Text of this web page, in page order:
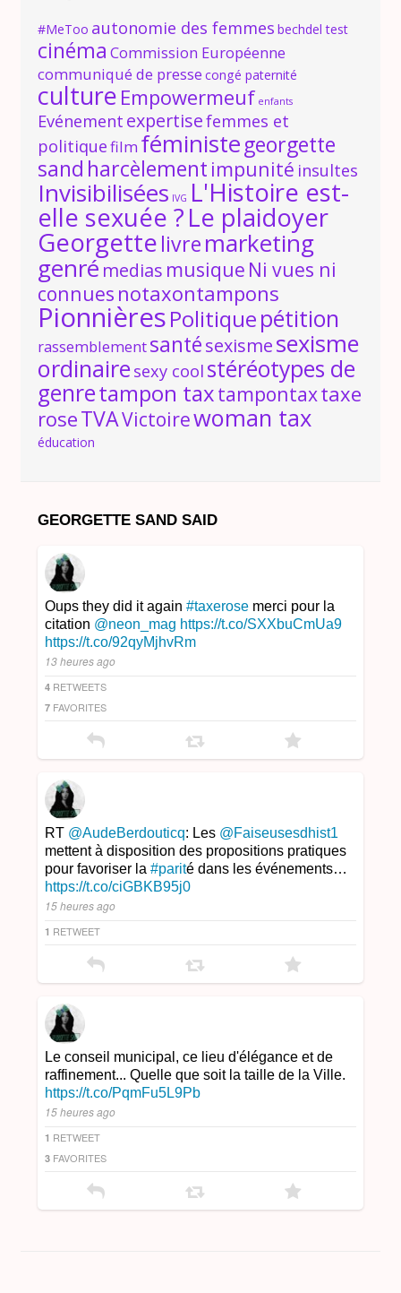
#MeToo autonomie des femmes bechdel test
cinéma Commission Européenne
communiqué de presse congé paternité
culture Empowermeuf enfants
Evénement expertisefemmes et
politiquefilm féministegeorgette
sand harcèlement impunité insultes
Invisibilisées IVG L'Histoire est-
elle sexuée ?Le plaidoyer
Georgettelivremarketing
genrémedias musique Ni vues ni
connues notaxontampons
PionnièresPolitiquepétition
rassemblementsantésexismesexisme
ordinairesexy cool stéréotypes de
genretampon taxtampontaxtaxe
roseTVAVictoirewoman tax
éducation
GEORGETTE SAND SAID
Oups they did it again#taxerose merci pour la
citation @neon_mag https://t.co/SXXbuCmUa9
https://t.co/92qyMjhvRm
13 heures ago
4 RETWEETS
7 FAVORITES
RT @AudeBerdouticq: Les @Faiseusesdhist1
mettent à disposition des propositions pratiques
pour favoriser la#parité dans les événements…
https://t.co/ciGBKB95j0
15 heures ago
1 RETWEET
Le conseil municipal, ce lieu d'élégance et de
raffinement... Quelle que soit la taille de la Ville.
https://t.co/PqmFu5L9Pb
15 heures ago
1 RETWEET
3 FAVORITES